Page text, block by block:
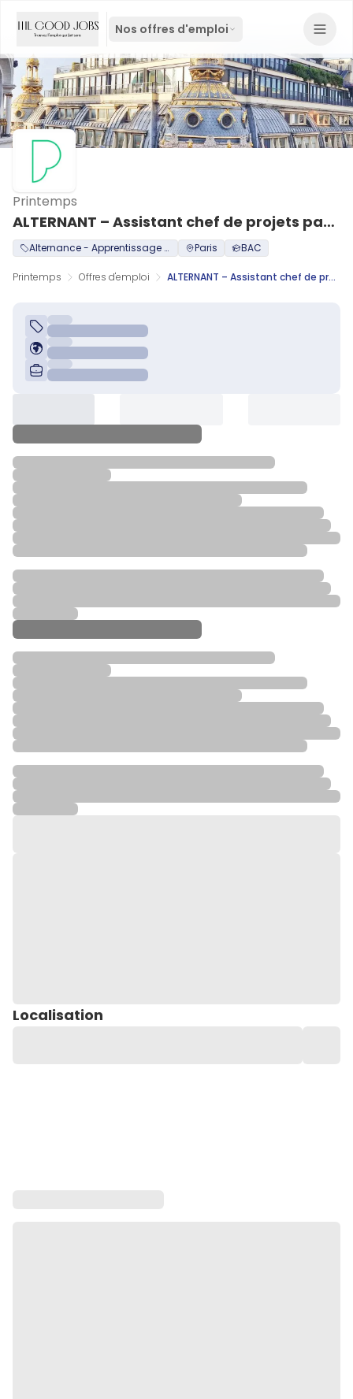
Nos offres d'emploi
ALTERNANT – Assistant chef de projets partenariats Marketing H/F
Printemps
Alternance - Apprentissage / Professionalisation Paris BAC
Printemps Offres d'emploi ALTERNANT – Assistant chef de projets partenariats Marketing H/F
Localisation